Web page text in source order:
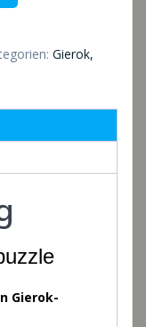
Gierok,
Gierok-